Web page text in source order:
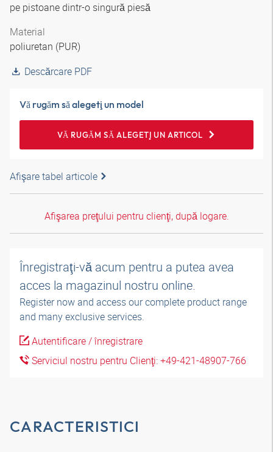
pe pistoane dintr-o singură piesă
Material
poliuretan (PUR)
Descărcare PDF
Vă rugăm să alegeţi un model
VĂ RUGĂM SĂ ALEGEŢI UN ARTICOL
Afişare tabel articole
Afişarea preţului pentru clienţi, după logare.
Înregistraţi-vă acum pentru a putea avea
acces la magazinul nostru online.
Register now and access our complete product range
and many exclusive services.
Autentificare / înregistrare
Serviciul nostru pentru Clienţi: +49-421-48907-766
CARACTERISTICI